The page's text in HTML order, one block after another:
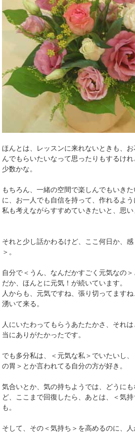
ほんとは、レッスンに来れないときも、
んでもらいたいなって思ったりもするけ
少数かな。
もちろん、一緒の空間で楽しんでもいき
に、お一人でも自信を持って、作れるよう
私も考えながらすすめていきたいと、思い
それと少し話かわるけど、ここ何日か、
＞。
自分で＜うん、なんだかすごく元気なの
だか、ほんとに元気！が続いています。
人からも、元気ですね、張り切ってます
湧いて来る。
人にいたわってもらうあたたかさ、それ
当にありがたかったです。
でも多分私は、＜元気な私＞でいたいし
の胃＞とか言われてる自分の方が好き。
気合いとか、気の持ちようでは、どうに
ど、ここまで回復したら、あとは、＜気
も。
そして、その＜気持ち＞を高めるのに、